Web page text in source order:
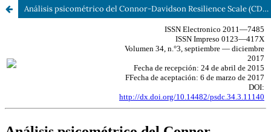
Análisis psicométrico del Connor-Davidson Resilience Scale (CD-RISC 10) en población universitaria colombiana.